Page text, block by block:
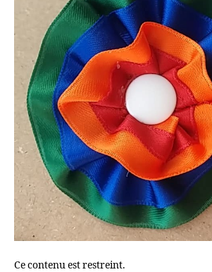
Ce contenu est restreint.